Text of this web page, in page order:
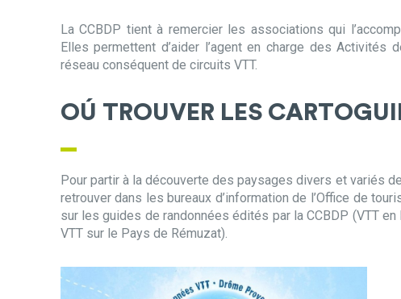
La CCBDP tient à remercier les associations qui
Elles permettent d’aider l’agent en charge des
réseau conséquent de circuits VTT.
OÚ TROUVER LES
Pour partir à la découverte des paysages divers et variés
retrouver dans les bureaux d’information de l’Office de
sur les guides de randonnées édités par la CCBDP (VTT
VTT sur le Pays de Rémuzat).